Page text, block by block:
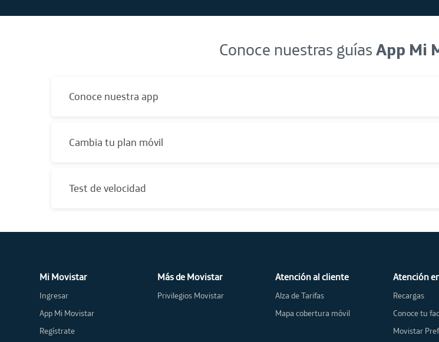
Conoce nuestras guías App Mi
Conoce nuestra app
Cambia tu plan móvil
Test de velocidad
Mi Movistar
Ingresar
App Mi Movistar
Regístrate
Más de Movistar
Privilegios Movistar
Atención al cliente
Alza de Tarifas
Mapa cobertura móvil
Atención
Recargas
Conoce tu
Movistar